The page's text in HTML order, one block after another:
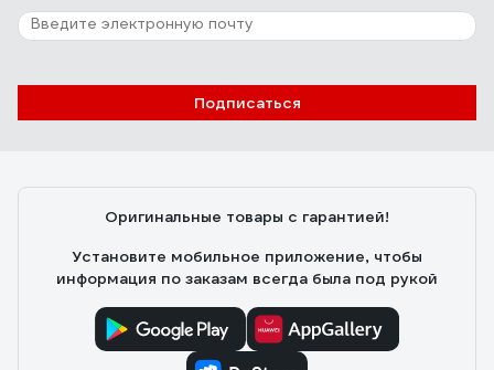
Подписаться
Оригинальные товары с гарантией!
Установите мобильное приложение, чтобы
информация по заказам всегда была под рукой